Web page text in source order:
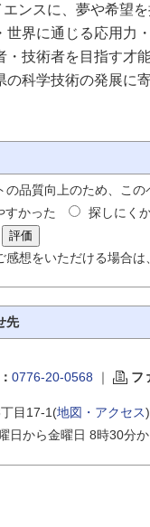
エンスに、夢や希望
に通じる応用力・
術者を目指す才能
学技術の発展に寄
の品質向上のため、この
すかった
探しにく
感想をいただける場合は、
先
0776-20-0568 ｜ フ
目17-1(地図・アクセス)
日から金曜日 8時30分